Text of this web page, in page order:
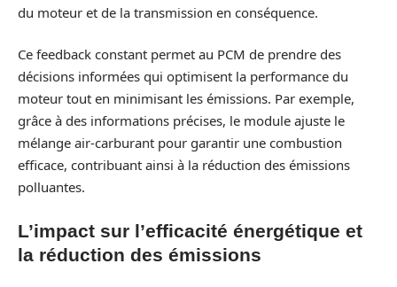
du moteur et de la transmission en conséquence.
Ce feedback constant permet au PCM de prendre des
décisions informées qui optimisent la performance du
moteur tout en minimisant les émissions. Par exemple,
grâce à des informations précises, le module ajuste le
mélange air-carburant pour garantir une combustion
efficace, contribuant ainsi à la réduction des émissions
polluantes.
L’impact sur l’efficacité énergétique et
la réduction des émissions